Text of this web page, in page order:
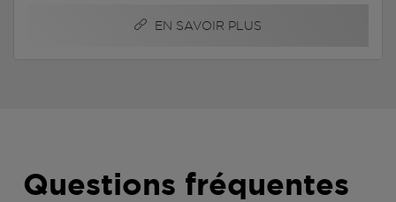
EN SAVOIR PLUS
Questions fréquentes